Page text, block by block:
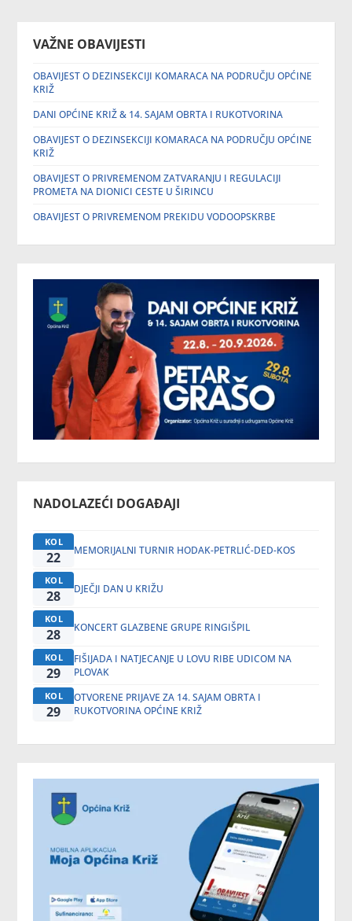
VAŽNE OBAVIJESTI
OBAVIJEST O DEZINSEKCIJI KOMARACA NA PODRUČJU OPĆINE
KRIŽ
DANI OPĆINE KRIŽ & 14. SAJAM OBRTA I RUKOTVORINA
OBAVIJEST O DEZINSEKCIJI KOMARACA NA PODRUČJU OPĆINE
KRIŽ
OBAVIJEST O PRIVREMENOM ZATVARANJU I REGULACIJI
PROMETA NA DIONICI CESTE U ŠIRINCU
OBAVIJEST O PRIVREMENOM PREKIDU VODOOPSKRBE
NADOLAZEĆI DOGAĐAJI
KOL
22 MEMORIJALNI TURNIR HODAK-PETRLIĆ-DED-KOS
KOL
28 DJEČJI DAN U KRIŽU
KOL
28 KONCERT GLAZBENE GRUPE RINGIŠPIL
KOL
29
FIŠIJADA I NATJECANJE U LOVU RIBE UDICOM NA
PLOVAK
KOL
29
OTVORENE PRIJAVE ZA 14. SAJAM OBRTA I
RUKOTVORINA OPĆINE KRIŽ